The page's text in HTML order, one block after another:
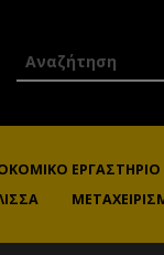
ΕΡΓΑΣΤΉΡΙΟ